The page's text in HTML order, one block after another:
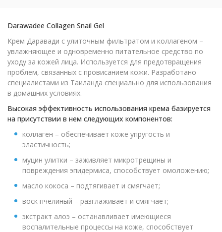
Darawadee Collagen Snail Gel
Крем Даравади с улиточным фильтратом и коллагеном –
увлажняющее и одновременно питательное средство по
уходу за кожей лица. Используется для предотвращения
проблем, связанных с провисанием кожи. Разработано
специалистами из Таиланда специально для использования
в домашних условиях.
Высокая эффективность использования крема базируется
на присутствии в нем следующих компонентов:
коллаген – обеспечивает коже упругость и
эластичность;
муцин улитки – заживляет микротрещины и
повреждения эпидермиса, способствует омоложению;
масло кокоса – подтягивает и смягчает;
воск пчелиный – разглаживает и смягчает;
экстракт алоэ – останавливает имеющиеся
воспалительные процессы на коже, способствует